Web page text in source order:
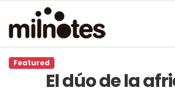
Featured
El dúo de la